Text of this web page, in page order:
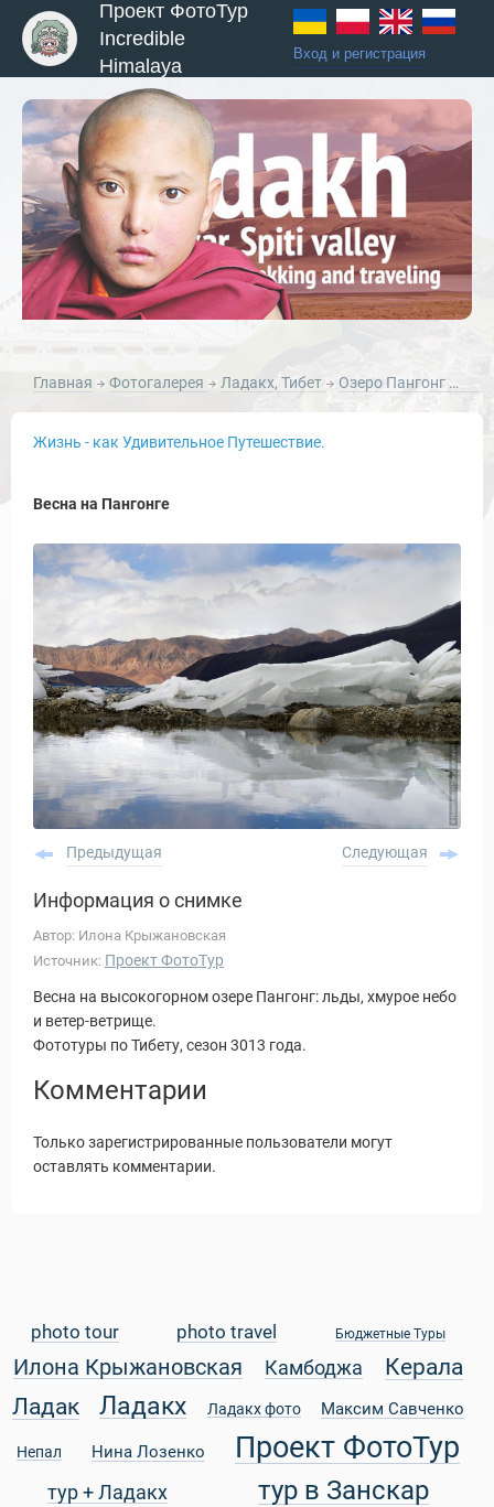
и Туры
Статьи
Проект ФотоТур
Incredible
Himalaya
Вход и регистрация
Главная Фотогалерея Ладакх, Тибет Озеро Пангонг Цо, Ладакх, Гималаи, Малый Тибет.
Жизнь - как Удивительное Путешествие.
Весна на Пангонге
Предыдущая Следующая
Информация о снимке
Автор: Илона Крыжановская
Источник: Проект ФотоТур
Весна на высокогорном озере Пангонг: льды, хмурое небо
и ветер-ветрище.
Фототуры по Тибету, сезон 3013 года.
Комментарии
Только зарегистрированные пользователи могут
оставлять комментарии.
photo tour photo travel Бюджетные Туры
Илона Крыжановская Камбоджа
Керала
Ладак
Ладакх Ладакх фото Максим Савченко
Непал Нина Лозенко Проект ФотоТур
тур + Ладакх тур в Занскар